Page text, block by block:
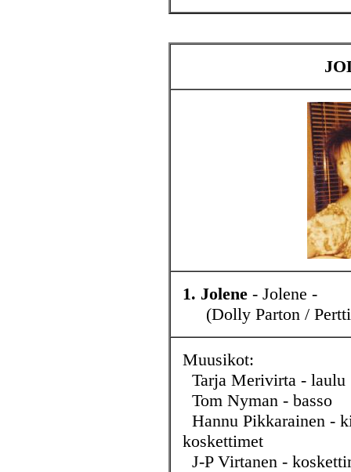
1. Jolene - Jolene -
(Dolly Parton / Pertti
Muusikot:
Tarja Merivirta - laulu
Tom Nyman - basso
Hannu Pikkarainen -
koskettimet
J-P Virtanen -